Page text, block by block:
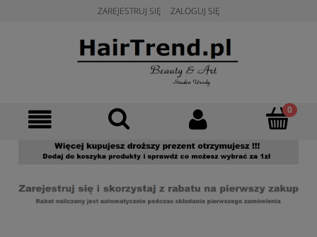
ZAREJESTRUJ SIĘ ZALOGUJ SIĘ